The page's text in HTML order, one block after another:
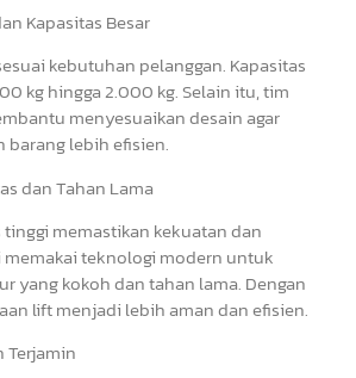
Kapasitas Besar
kebutuhan pelanggan. Kapasitas
kg hingga 2.000 kg. Selain itu, tim
menyesuaikan desain agar
barang lebih efisien.
dan Tahan Lama
memastikan kekuatan dan
memakai teknologi modern untuk
yang kokoh dan tahan lama. Dengan
lift menjadi lebih aman dan efisien.
Terjamin